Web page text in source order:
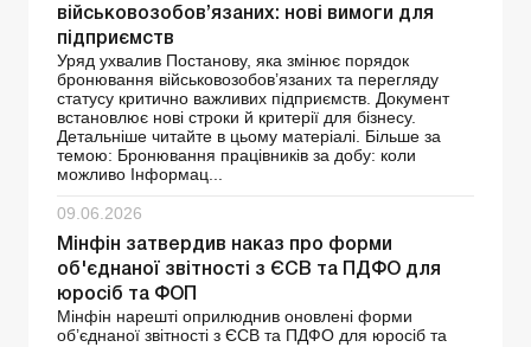
військовозобов’язаних: нові вимоги для
підприємств
Уряд ухвалив Постанову, яка змінює порядок
бронювання військовозобов’язаних та перегляду
статусу критично важливих підприємств. Документ
встановлює нові строки й критерії для бізнесу.
Детальніше читайте в цьому матеріалі. Більше за
темою: Бронювання працівників за добу: коли
можливо Інформац...
09.06.2026
Мінфін затвердив наказ про форми
об'єднаної звітності з ЄСВ та ПДФО для
юросіб та ФОП
Мінфін нарешті оприлюднив оновлені форми
об’єднаної звітності з ЄСВ та ПДФО для юросіб та